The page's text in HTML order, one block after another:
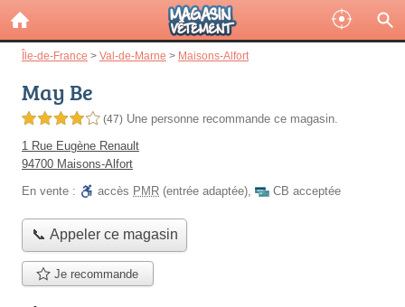
Île-de-France > Val-de-Marne > Maisons-Alfort
May Be
4,0 étoiles sur 5 (47) Une personne recommande ce magasin.
1 Rue Eugène Renault
94700 Maisons-Alfort
En vente :
accès PMR (entrée adaptée), CB acceptée
📞 Appeler ce magasin
Je recommande